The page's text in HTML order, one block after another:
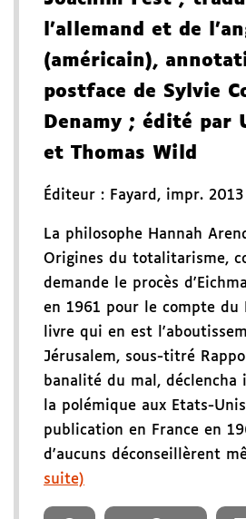
l'allemand et de
(américain),
postface de Sylvie
Denamy ; édité par
et Thomas Wild
Éditeur : Fayard , impr. 2013
La philosophe Hannah
Origines du totalitarisme,
demande le procès
en 1961 pour le compte du
livre qui en est
Jérusalem, sous-titré
banalité du mal, déclencha
la polémique aux Etats-
publication en France en
d'aucuns déconseillèrent
suite)